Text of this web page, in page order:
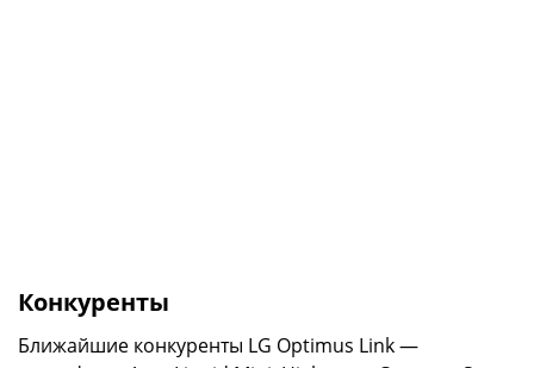
Конкуренты
Ближайшие конкуренты LG Optimus Link —